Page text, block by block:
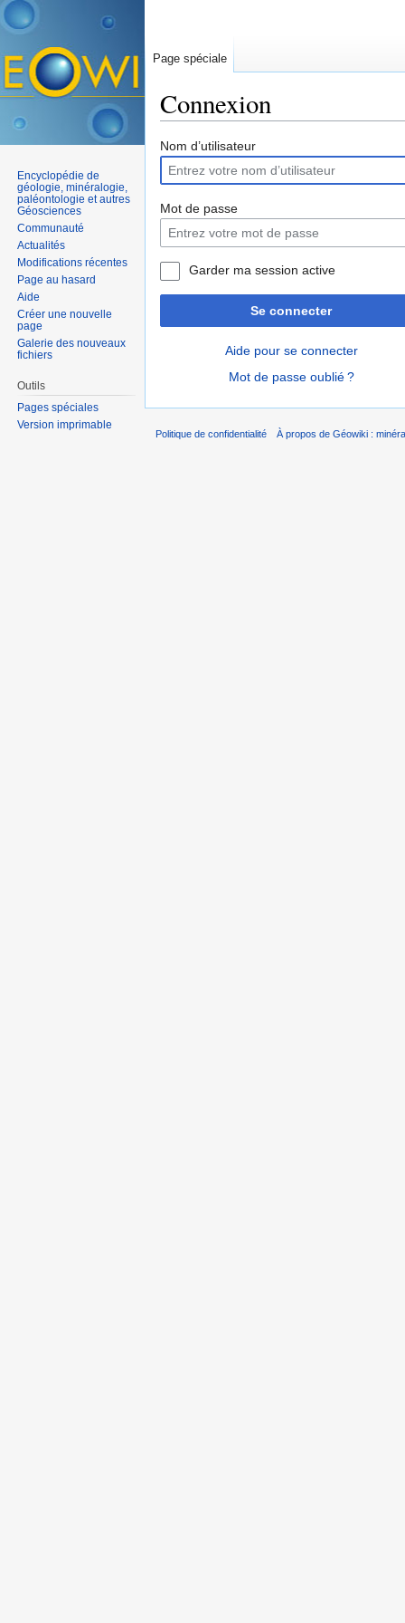
Connexion
Nom d’utilisateur
Mot de passe
Garder ma session active
Se connecter
Aide pour se connecter
Mot de passe oublié ?
Page spéciale
Encyclopédie de
géologie, minéralogie,
paléontologie et autres
Géosciences
Communauté
Actualités
Modifications récentes
Page au hasard
Aide
Créer une nouvelle
page
Galerie des nouveaux
fichiers
Outils
Pages spéciales
Version imprimable
Politique de confidentialité À propos de Géowiki :